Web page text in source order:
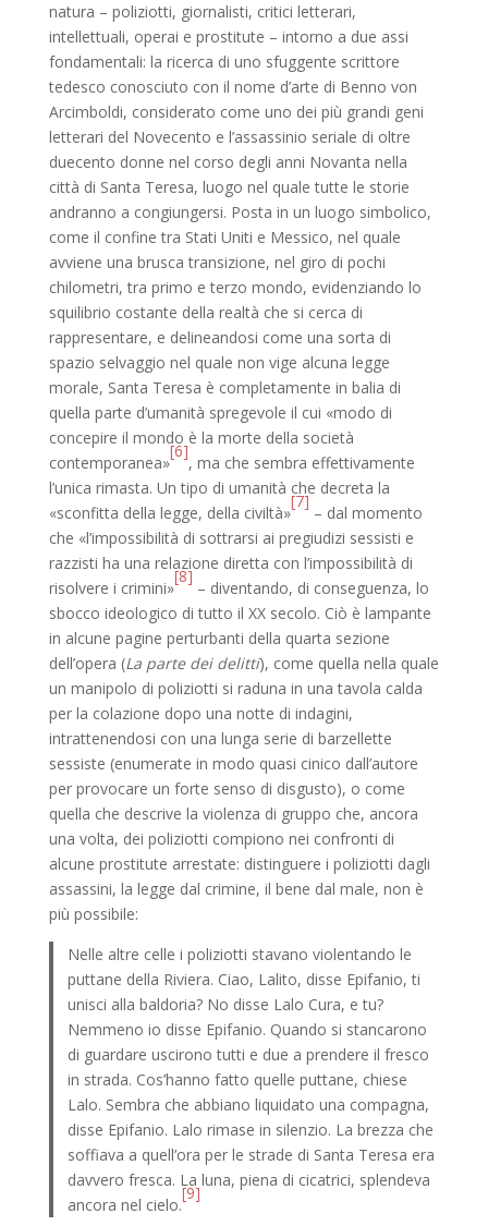
natura – poliziotti, giornalisti, critici letterari,
intellettuali, operai e prostitute – intorno a due assi
fondamentali: la ricerca di uno sfuggente scrittore
tedesco conosciuto con il nome d’arte di Benno von
Arcimboldi, considerato come uno dei più grandi geni
letterari del Novecento e l’assassinio seriale di oltre
duecento donne nel corso degli anni Novanta nella
città di Santa Teresa, luogo nel quale tutte le storie
andranno a congiungersi. Posta in un luogo simbolico,
come il confine tra Stati Uniti e Messico, nel quale
avviene una brusca transizione, nel giro di pochi
chilometri, tra primo e terzo mondo, evidenziando lo
squilibrio costante della realtà che si cerca di
rappresentare, e delineandosi come una sorta di
spazio selvaggio nel quale non vige alcuna legge
morale, Santa Teresa è completamente in balia di
quella parte d’umanità spregevole il cui «modo di
concepire il mondo è la morte della società
contemporanea»
[6]
, ma che sembra effettivamente
l’unica rimasta. Un tipo di umanità che decreta la
«sconfitta della legge, della civiltà»
[7]
– dal momento
che «l’impossibilità di sottrarsi ai pregiudizi sessisti e
razzisti ha una relazione diretta con l’impossibilità di
risolvere i crimini»
[8]
– diventando, di conseguenza, lo
sbocco ideologico di tutto il XX secolo. Ciò è lampante
in alcune pagine perturbanti della quarta sezione
dell’opera (La parte dei delitti), come quella nella quale
un manipolo di poliziotti si raduna in una tavola calda
per la colazione dopo una notte di indagini,
intrattenendosi con una lunga serie di barzellette
sessiste (enumerate in modo quasi cinico dall’autore
per provocare un forte senso di disgusto), o come
quella che descrive la violenza di gruppo che, ancora
una volta, dei poliziotti compiono nei confronti di
alcune prostitute arrestate: distinguere i poliziotti dagli
assassini, la legge dal crimine, il bene dal male, non è
più possibile:
Nelle altre celle i poliziotti stavano violentando le
puttane della Riviera. Ciao, Lalito, disse Epifanio, ti
unisci alla baldoria? No disse Lalo Cura, e tu?
Nemmeno io disse Epifanio. Quando si stancarono
di guardare uscirono tutti e due a prendere il fresco
in strada. Cos’hanno fatto quelle puttane, chiese
Lalo. Sembra che abbiano liquidato una compagna,
disse Epifanio. Lalo rimase in silenzio. La brezza che
soffiava a quell’ora per le strade di Santa Teresa era
davvero fresca. La luna, piena di cicatrici, splendeva
ancora nel cielo.
[9]